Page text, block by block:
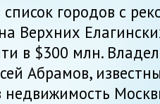
городов с
Верхних
в $300 млн.
Абрамов,
недвижимость